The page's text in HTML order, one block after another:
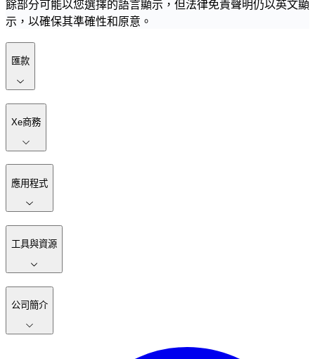
餘部分可能以您選擇的語言顯示，但法律免責聲明仍以英文顯
示，以確保其準確性和原意。
匯款
Xe商務
應用程式
工具與資源
公司簡介